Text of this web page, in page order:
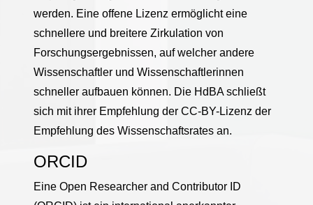
werden. Eine offene Lizenz ermöglicht eine
schnellere und breitere Zirkulation von
Forschungsergebnissen, auf welcher andere
Wissenschaftler und Wissenschaftlerinnen
schneller aufbauen können. Die HdBA schließt
sich mit ihrer Empfehlung der CC-BY-Lizenz der
Empfehlung des Wissenschaftsrates an.
ORCID
Eine Open Researcher and Contributor ID